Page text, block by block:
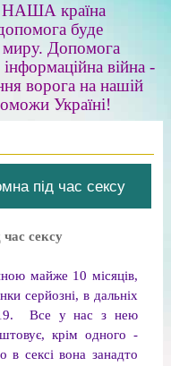
НАША країна
буде
миру. Допомога
війна -
ворога на нашій
Україні!
під час сексу
час сексу
майже 10 місяців,
серйозні, в дальніх
19. Все у нас з нею
крім одного -
сексі вона занадто